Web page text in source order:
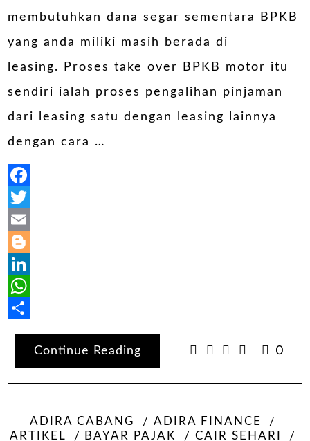
membutuhkan dana segar sementara BPKB
yang anda miliki masih berada di
leasing. Proses take over BPKB motor itu
sendiri ialah proses pengalihan pinjaman
dari leasing satu dengan leasing lainnya
dengan cara …
Facebook
Twitter
Email
Blogger
LinkedIn
WhatsApp
Continue Reading
0
ADIRA CABANG
ADIRA FINANCE
ARTIKEL
BAYAR PAJAK CAIR SEHARI